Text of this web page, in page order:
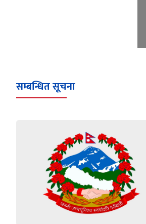
सम्बन्धित सूचना